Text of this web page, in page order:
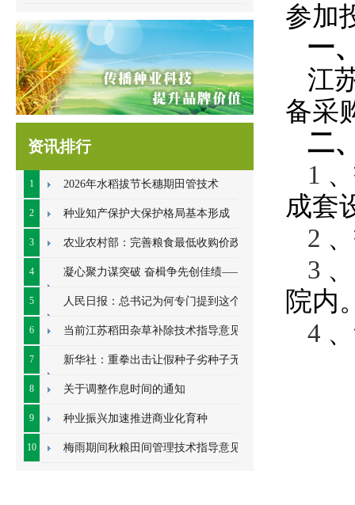
资讯排行
1 2026年水稻拔节长穗期田管技术
2 种业知产保护大保护格局基本形成
3 农业农村部：完善粮食最低收购价政策
4 凝心聚力谋突破 奋楫争先创佳绩——江
苏金土地种业2026年中总结会顺利开展
5 人民日报：总书记为何专门提到这个数
字
6 当前江苏稻田杂草补除技术指导意见
7 新华社：重拳出击让假种子劣种子无地
容身
8 关于调整作息时间的通知
9 种业振兴加速推进商业化育种
10 梅雨期间秋粮田间管理技术指导意见
参加
一
江
备采
二
1
成套
2
3
院内
4